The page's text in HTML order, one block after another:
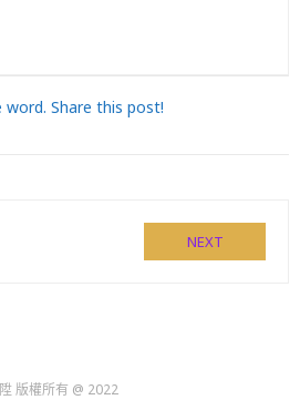
word. Share this post!
NEXT
版權所有 @ 2022